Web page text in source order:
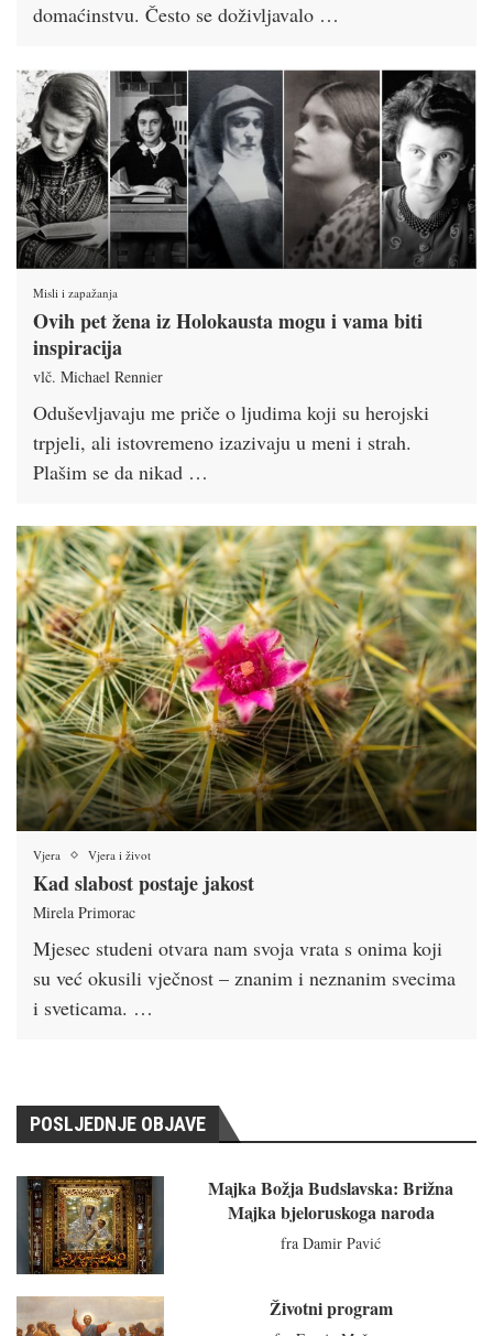
domaćinstvu. Često se doživljavalo …
Misli i zapažanja
Ovih pet žena iz Holokausta mogu i vama biti
inspiracija
vlč. Michael Rennier
Oduševljavaju me priče o ljudima koji su herojski
trpjeli, ali istovremeno izazivaju u meni i strah.
Plašim se da nikad …
Vjera Vjera i život
Kad slabost postaje jakost
Mirela Primorac
Mjesec studeni otvara nam svoja vrata s onima koji
su već okusili vječnost – znanim i neznanim svecima
i sveticama. …
POSLJEDNJE OBJAVE
Majka Božja Budslavska: Brižna
Majka bjeloruskoga naroda
fra Damir Pavić
Životni program